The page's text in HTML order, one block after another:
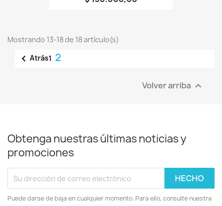
Mostrando 13-18 de 18 artículo(s)
 Atrás1 2
Volver arriba 
Obtenga nuestras últimas noticias y
promociones
Puede darse de baja en cualquier momento. Para ello, consulte nuestra